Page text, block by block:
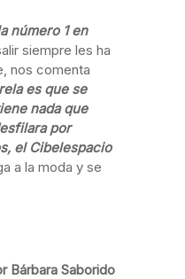
número 1 en
siempre les ha
nos comenta
es que se
nada que
por
el Cibelespacio
a la moda y se
Bárbara Saborido